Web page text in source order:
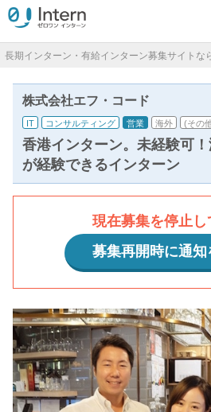
長期インターン・有給インターン募集サイトな
株式会社エフ・コード
IT コンサルティング 営業 海外 (その
香港インターン。未経験可
が経験できるインターン
現在募集を停止し
募集再開時に通知